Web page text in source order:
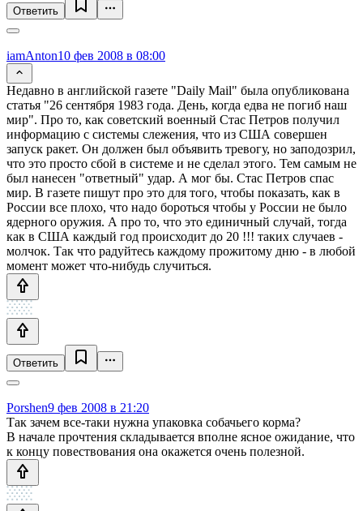
Ответить
iamAnton10 фев 2008 в 08:00
Недавно в английской газете "Daily Mail" была опубликована
статья "26 сентября 1983 года. День, когда едва не погиб наш
мир". Про то, как советский военный Стас Петров получил
информацию с системы слежения, что из США совершен
запуск ракет. Он должен был объявить тревогу, но заподозрил,
что это просто сбой в системе и не сделал этого. Тем самым не
был нанесен "ответный" удар. А мог бы. Стас Петров спас
мир. В газете пишут про это для того, чтобы показать, как в
России все плохо, что надо бороться чтобы у России не было
ядерного оружия. А про то, что это единичный случай, тогда
как в США каждый год происходит до 20 !!! таких случаев -
молчок. Так что радуйтесь каждому прожитому дню - в любой
момент может что-нибудь случиться.
Ответить
Porshen9 фев 2008 в 21:20
Так зачем все-таки нужна упаковка собачьего корма?
В начале прочтения складывается вполне ясное ожидание, что
к концу повествования она окажется очень полезной.